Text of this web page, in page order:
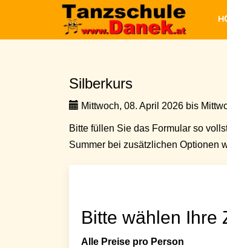
Silberkurs
Mittwoch, 08. April 2026 bis
Bitte füllen Sie das Formular so
Summer bei zusätzlichen Optionen
Bitte wählen Ihre
Alle Preise pro Person